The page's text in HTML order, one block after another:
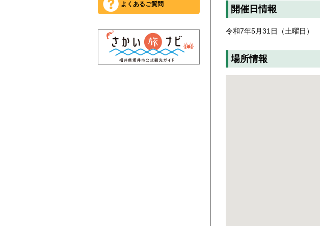
よくあるご質問 開催日情報
令和7年5月31日（土曜日）
場所情報